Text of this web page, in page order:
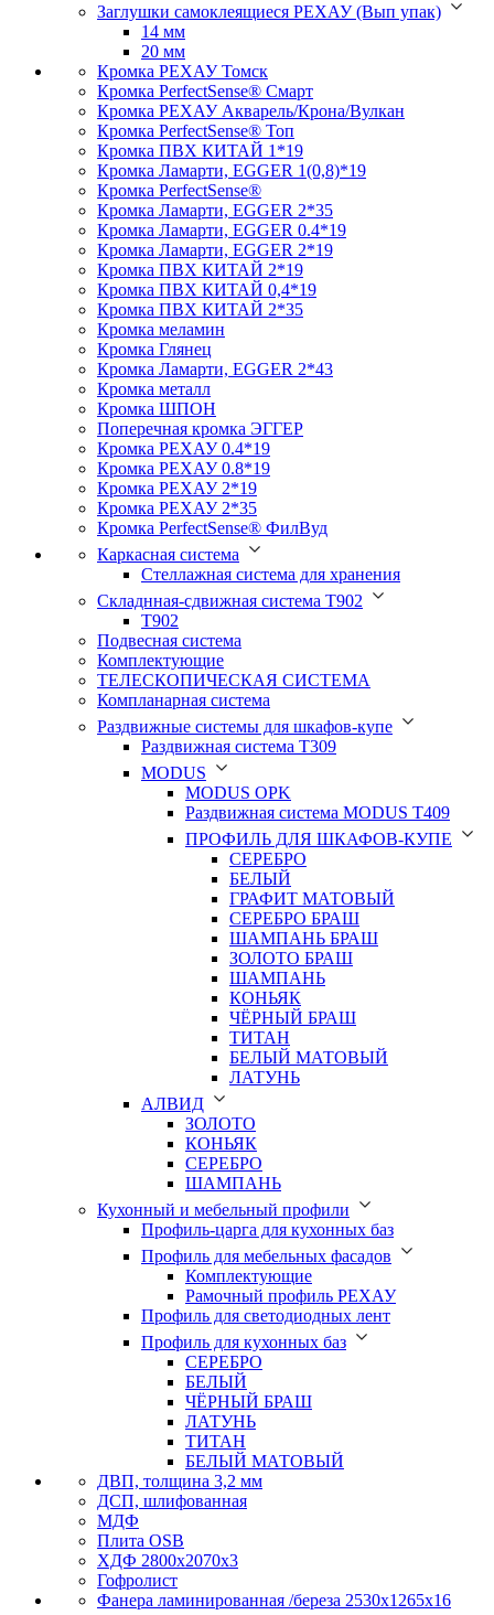
Заглушки самоклеящиеся РЕХАУ (Вып упак)
14 мм
20 мм
Кромка PЕХАУ Томск
Кромка PerfectSense® Смарт
Кромка PЕХАУ Акварель/Крона/Вулкан
Кромка PerfectSense® Топ
Кромка ПВХ КИТАЙ 1*19
Кромка Ламарти, EGGER 1(0,8)*19
Кромка PerfectSense®
Кромка Ламарти, EGGER 2*35
Кромка Ламарти, EGGER 0.4*19
Кромка Ламарти, EGGER 2*19
Кромка ПВХ КИТАЙ 2*19
Кромка ПВХ КИТАЙ 0,4*19
Кромка ПВХ КИТАЙ 2*35
Кромка меламин
Кромка Глянец
Кромка Ламарти, EGGER 2*43
Кромка металл
Кромка ШПОН
Поперечная кромка ЭГГЕР
Кромка PЕХАУ 0.4*19
Кромка PЕХАУ 0.8*19
Кромка PЕХАУ 2*19
Кромка PЕХАУ 2*35
Кромка PerfectSense® ФилВуд
Каркасная система
Стеллажная система для хранения
Складнная-сдвижная система Т902
T902
Подвесная система
Комплектующие
ТЕЛЕСКОПИЧЕСКАЯ СИСТЕМА
Компланарная система
Раздвижные системы для шкафов-купе
Раздвижная система Т309
MODUS
MODUS OPK
Раздвижная система MODUS T409
ПРОФИЛЬ ДЛЯ ШКАФОВ-КУПЕ
СЕРЕБРО
БЕЛЫЙ
ГРАФИТ МАТОВЫЙ
СЕРЕБРО БРАШ
ШАМПАНЬ БРАШ
ЗОЛОТО БРАШ
ШАМПАНЬ
КОНЬЯК
ЧЁРНЫЙ БРАШ
ТИТАН
БЕЛЫЙ МАТОВЫЙ
ЛАТУНЬ
АЛВИД
ЗОЛОТО
КОНЬЯК
СЕРЕБРО
ШАМПАНЬ
Кухонный и мебельный профили
Профиль-царга для кухонных баз
Профиль для мебельных фасадов
Комплектующие
Рамочный профиль РЕХАУ
Профиль для светодиодных лент
Профиль для кухонных баз
СЕРЕБРО
БЕЛЫЙ
ЧЁРНЫЙ БРАШ
ЛАТУНЬ
ТИТАН
БЕЛЫЙ МАТОВЫЙ
ДВП, толщина 3,2 мм
ДСП, шлифованная
МДФ
Плита OSB
ХДФ 2800х2070х3
Гофролист
Фанера ламинированная /береза 2530х1265х16